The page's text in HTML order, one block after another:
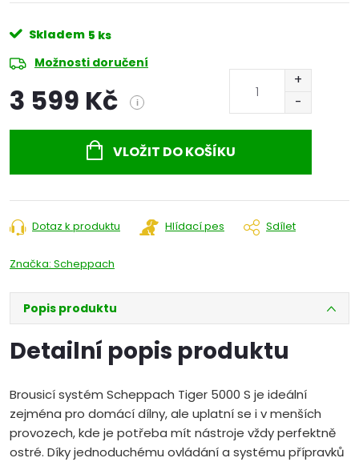
Skladem 5 ks
Možnosti doručení
3 599 Kč i
VLOŽIT DO KOŠÍKU
Dotaz k produktu Hlídací pes Sdílet
Značka: Scheppach
Popis produktu
Detailní popis produktu
Brousicí systém Scheppach Tiger 5000 S je ideální
zejména pro domácí dílny, ale uplatní se i v menších
provozech, kde je potřeba mít nástroje vždy perfektně
ostré. Díky jednoduchému ovládání a systému přípravků